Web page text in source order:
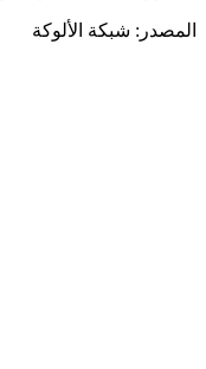
المصدر: شبكة الألوكة